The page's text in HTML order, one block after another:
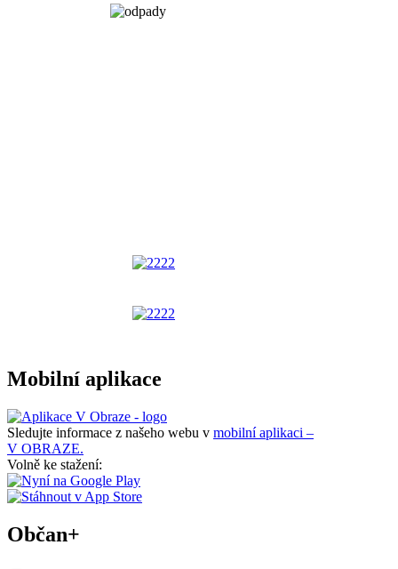
Mobilní aplikace
Sledujte informace z našeho webu v mobilní aplikaci –
V OBRAZE.
Volně ke stažení:
Občan+